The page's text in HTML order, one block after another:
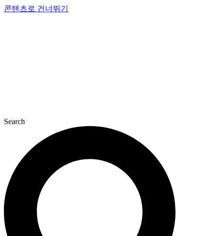
콘텐츠로 건너뛰기
Search